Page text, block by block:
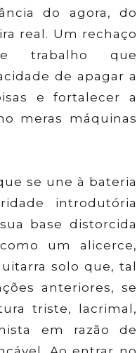
do agora, do
real. Um rechaço
trabalho que
de apagar a
e fortalecer a
meras máquinas
se une à bateria
introdutória
base distorcida
um alicerce,
solo que, tal
anteriores, se
triste, lacrimal,
em razão de